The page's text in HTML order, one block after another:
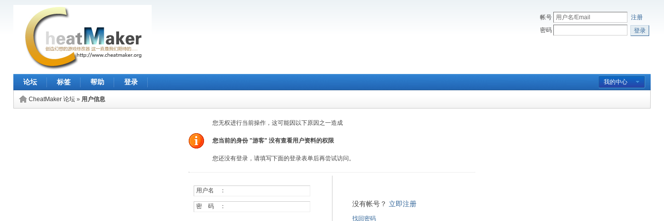
帐号
注册
密码
登录
我的中心
论坛 标签 帮助 登录
CheatMaker 论坛» 用户信息
您无权进行当前操作，这可能因以下原因之一造成
您当前的身份 "游客" 没有查看用户资料的权限
您还没有登录，请填写下面的登录表单后再尝试访问。
用户名 ：
密 码 ： 没有帐号？ 立即注册
找回密码